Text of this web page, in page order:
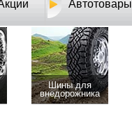
Автотовары
Шины для
внедорожника